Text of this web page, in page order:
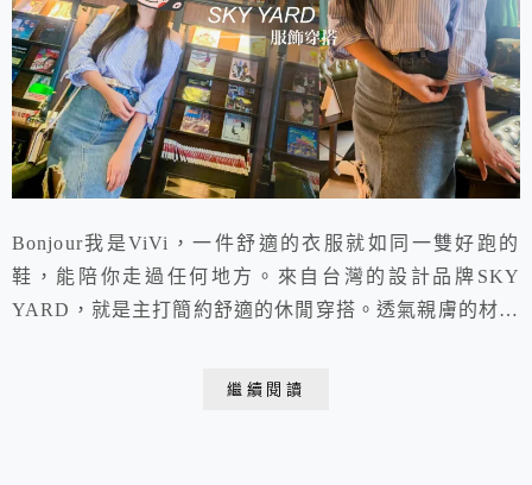
Bonjour我是ViVi，一件舒適的衣服就如同一雙好跑的
鞋，能陪你走過任何地方。來自台灣的設計品牌SKY
YARD，就是主打簡約舒適的休閒穿搭。透氣親膚的材質
繼續閱讀